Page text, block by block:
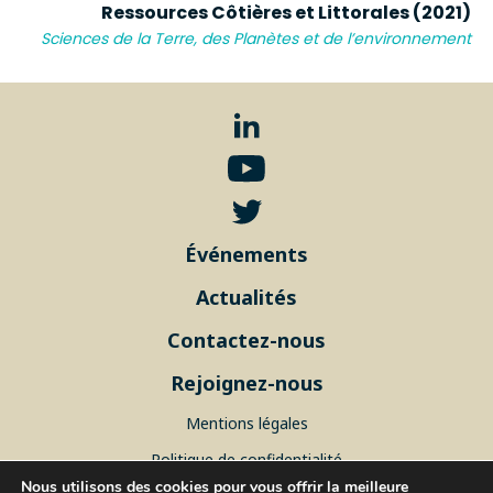
Ressources Côtières et Littorales (2021)
Sciences de la Terre, des Planètes et de l’environnement
Événements
Actualités
Contactez-nous
Rejoignez-nous
Mentions légales
Politique de confidentialité
Nous utilisons des cookies pour vous offrir la meilleure